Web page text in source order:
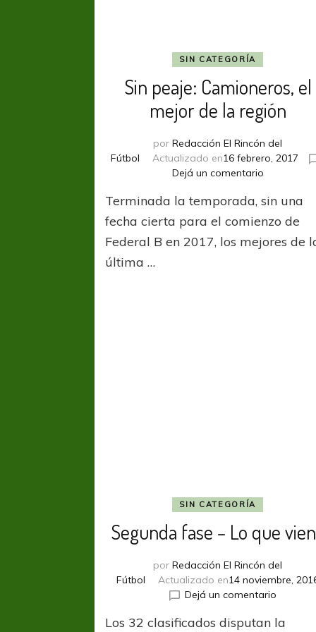
SIN CATEGORÍA
Sin peaje: Camioneros, el
mejor de la región
porRedacción El Rincón del
Fútbol
Actualizado en16 febrero, 2017
Dejá un comentarioen
peaje:
Camioneros,
mejor
Terminada la temporada, sin una
fecha cierta para el comienzo de
Federal B en 2017, los mejores de
última …
SIN CATEGORÍA
Segunda fase – Lo que
porRedacción El Rincón del
Fútbol
Actualizado en14 noviembre,
Dejá un comentario
fase
Los 32 clasificados disputan la